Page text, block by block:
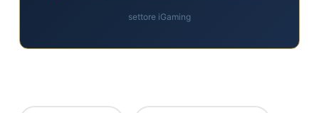
settore iGaming